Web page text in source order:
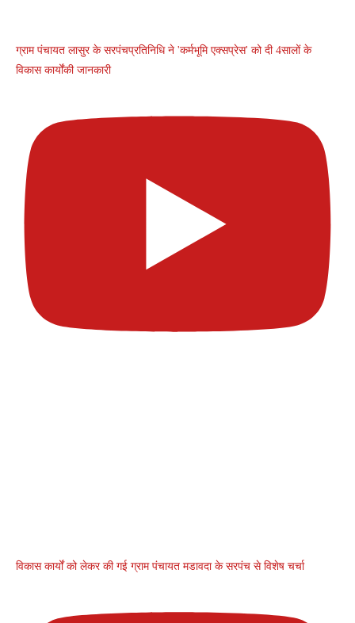
ग्राम पंचायत लासुर के सरपंचप्रतिनिधि ने 'कर्मभूमि एक्सप्रेस' को दी 4सालों के
विकास कार्योंकी जानकारी
विकास कार्यों को लेकर की गई ग्राम पंचायत मडावदा के सरपंच से विशेष चर्चा